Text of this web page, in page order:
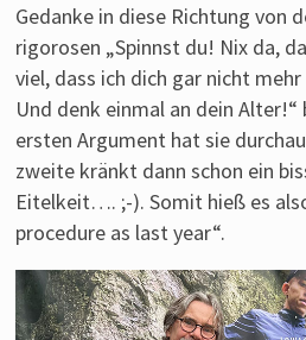
Gedanke in diese Richtung von
rigorosen „Spinnst du! Nix da,
viel, dass ich dich gar nicht
Und denk einmal an dein
ersten Argument hat sie
zweite kränkt dann schon ein
Eitelkeit…. ;-). Somit hieß es
procedure as last year“.